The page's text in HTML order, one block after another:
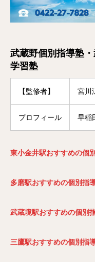
武蔵野個別指導塾
学習塾
【監修者】 宮川
プロフィール 早稲
東小金井駅おすすめの個
多磨駅おすすめの個別指
武蔵境駅おすすめの個別
三鷹駅おすすめの個別指